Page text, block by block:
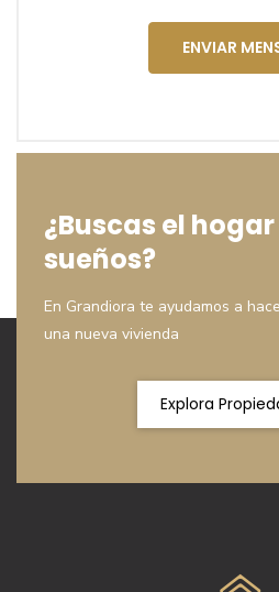
ENVIAR
¿Buscas el
sueños?
En Grandiora te ayudamos a
una nueva vivienda
Explora